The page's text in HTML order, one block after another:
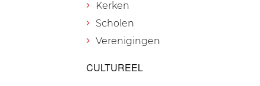
Kerken
Scholen
Verenigingen
CULTUREEL